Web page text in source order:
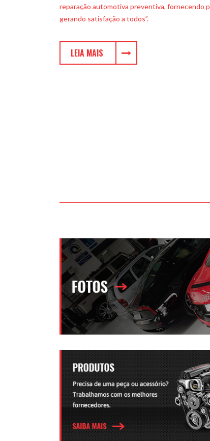
reparação automotiva preventiva, fornecendo
gerando satisfação a todos”.
Concórdia, Santa Catarina. Em 1994, tendo
desempenho e em condições fundamentais
estrada. Essa é a chave para garantir
Como prova dessa tendência, oferece a seus
manutenções com equipamentos de alta
especializada e outros serviços adicionais.
Sabe-se que a globalização impõe as
serviços realizados pelas mesmas.
Buscando aprimorar cada vez mais a
sempre aperfeiçoar sua mão-de-obra,
automotivo. Todo esse investimento tem
preparados, mais eficientes e clientes mais
LEIA MAIS